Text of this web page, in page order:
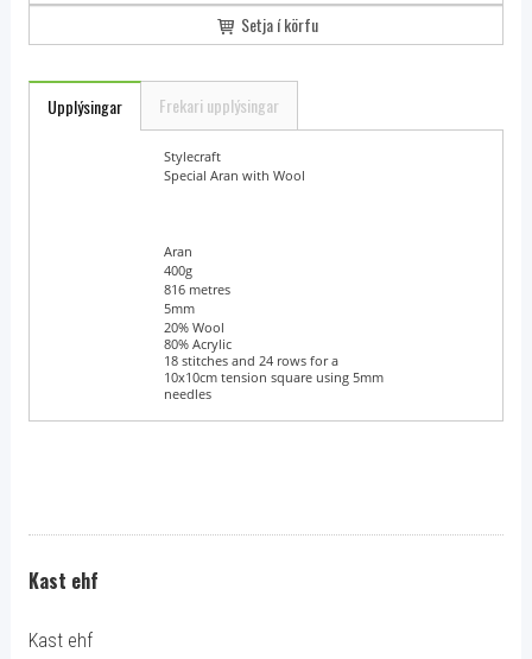
Setja í körfu
Upplýsingar Frekari upplýsingar
Stylecraft
Special Aran with Wool
Aran
400g
816 metres
5mm
20% Wool
80% Acrylic
18 stitches and 24 rows for a
10x10cm tension square using 5mm
needles
Kast ehf
Kast ehf